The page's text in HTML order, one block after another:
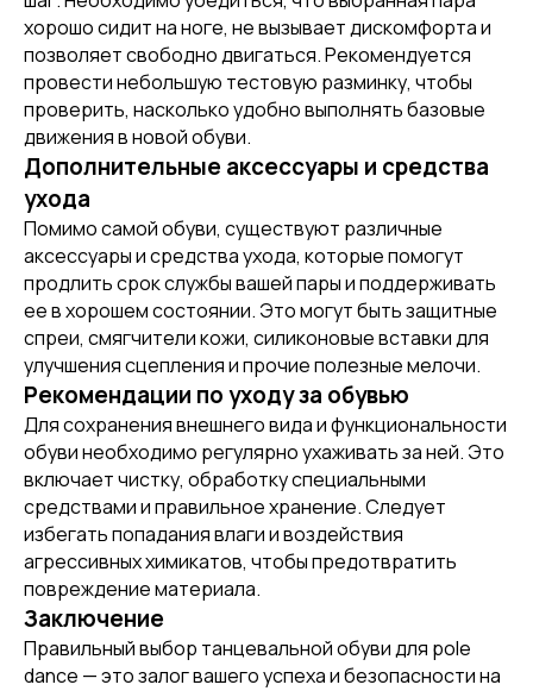
хорошо сидит на ноге, не вызывает дискомфорта и
позволяет свободно двигаться. Рекомендуется
провести небольшую тестовую разминку, чтобы
проверить, насколько удобно выполнять базовые
движения в новой обуви.
Дополнительные аксессуары и средства
ухода
Помимо самой обуви, существуют различные
аксессуары и средства ухода, которые помогут
продлить срок службы вашей пары и поддерживать
ее в хорошем состоянии. Это могут быть защитные
спреи, смягчители кожи, силиконовые вставки для
улучшения сцепления и прочие полезные мелочи.
Рекомендации по уходу за обувью
Для сохранения внешнего вида и функциональности
обуви необходимо регулярно ухаживать за ней. Это
включает чистку, обработку специальными
средствами и правильное хранение. Следует
избегать попадания влаги и воздействия
агрессивных химикатов, чтобы предотвратить
повреждение материала.
Заключение
Правильный выбор танцевальной обуви для pole
dance — это залог вашего успеха и безопасности на
[ REFERRAL PROGRAM ]
РЕФЕРАЛЬНАЯ
ПРОГРАММА
[ CERTIFICATE]